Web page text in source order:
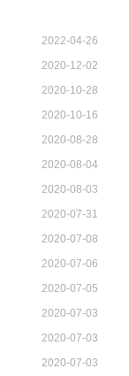
2022-04-26
2020-12-02
2020-10-28
2020-10-16
2020-08-28
2020-08-04
2020-08-03
2020-07-31
2020-07-08
2020-07-06
2020-07-05
2020-07-03
2020-07-03
2020-07-03